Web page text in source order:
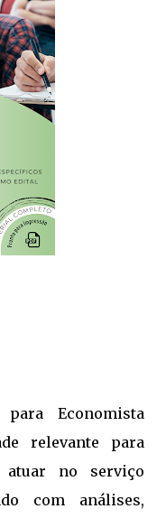
Economista
relevante para
atuar no serviço
com análises,